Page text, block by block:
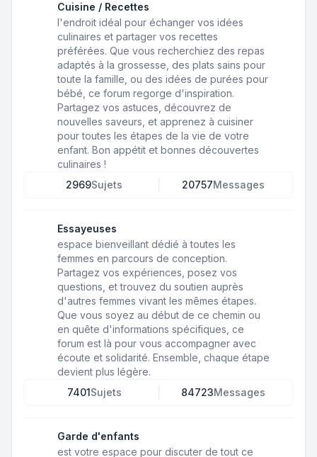
Cuisine / Recettes
l'endroit idéal pour échanger vos idées
culinaires et partager vos recettes
préférées. Que vous recherchiez des repas
adaptés à la grossesse, des plats sains pour
toute la famille, ou des idées de purées pour
bébé, ce forum regorge d'inspiration.
Partagez vos astuces, découvrez de
nouvelles saveurs, et apprenez à cuisiner
pour toutes les étapes de la vie de votre
enfant. Bon appétit et bonnes découvertes
culinaires !
2969Sujets 20757Messages
Essayeuses
espace bienveillant dédié à toutes les
femmes en parcours de conception.
Partagez vos expériences, posez vos
questions, et trouvez du soutien auprès
d'autres femmes vivant les mêmes étapes.
Que vous soyez au début de ce chemin ou
en quête d'informations spécifiques, ce
forum est là pour vous accompagner avec
écoute et solidarité. Ensemble, chaque étape
devient plus légère.
7401Sujets 84723Messages
Garde d'enfants
est votre espace pour discuter de tout ce